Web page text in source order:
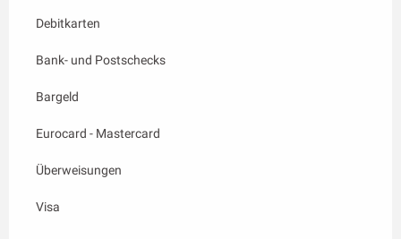
Debitkarten
Bank- und Postschecks
Bargeld
Eurocard - Mastercard
Überweisungen
Visa